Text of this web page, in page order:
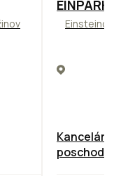
poschodie